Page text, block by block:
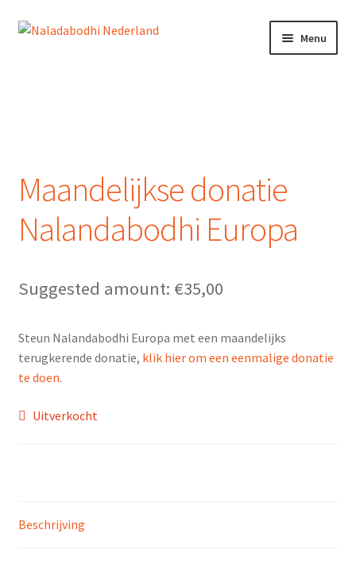
Ga
Ga
Menu
Winkelmand
NEDERLANDS
Maandelijkse donatie
Nalandabodhi Europa
Suggested amount: €35,00
Steun Nalandabodhi Europa met een maandelijks
terugkerende donatie, klik hier om een eenmalige donatie
te doen.
Uitverkocht
Beschrijving